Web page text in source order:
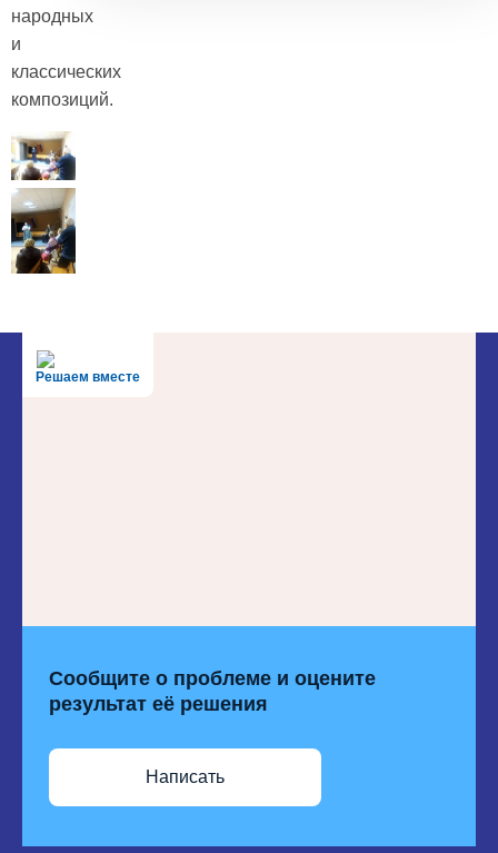
народных
и
классических
композиций.
Решаем вместе
Сообщите о проблеме и оцените
результат её решения
Написать